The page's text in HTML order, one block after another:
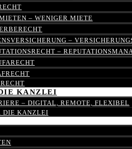
– WENIGER MIETE
–
–
KANZLEI
– DIGITAL, REMOTE, FLEXIBEL
DIE KANZLEI